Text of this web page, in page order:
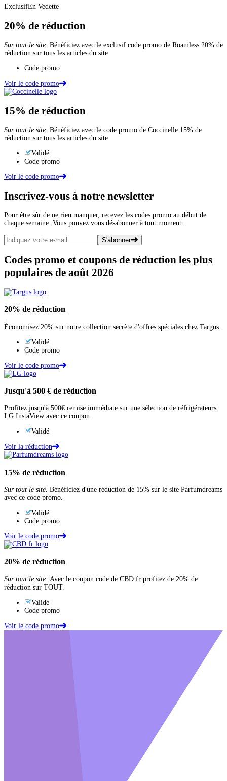
ExclusifEn Vedette
20% de réduction
Sur tout le site. Bénéficiez avec le exclusif code promo de Roamless 20% de
réduction sur tous les articles du site.
Code promo
Voir le code promo
15% de réduction
Sur tout le site. Bénéficiez avec le code promo de Coccinelle 15% de
réduction sur tous les articles du site.
Validé
Code promo
Voir le code promo
Inscrivez-vous à notre newsletter
Pour être sûr de ne rien manquer, recevez les codes promo au début de
chaque semaine. Vous pouvez vous désabonner à tout moment.
S'abonner
Codes promo et coupons de réduction les plus
populaires de août 2026
20% de réduction
Économisez 20% sur notre collection secrète d'offres spéciales chez Targus.
Validé
Code promo
Voir le code promo
Jusqu'à 500 € de réduction
Profitez jusqu'à 500€ remise immédiate sur une sélection de réfrigérateurs
LG InstaView avec ce coupon.
Validé
Voir la réduction
15% de réduction
Sur tout le site. Bénéficiez d'une réduction de 15% sur le site Parfumdreams
avec ce code promo.
Validé
Code promo
Voir le code promo
20% de réduction
Sur tout le site. Avec le coupon code de CBD.fr profitez de 20% de
réduction sur TOUT.
Validé
Code promo
Voir le code promo